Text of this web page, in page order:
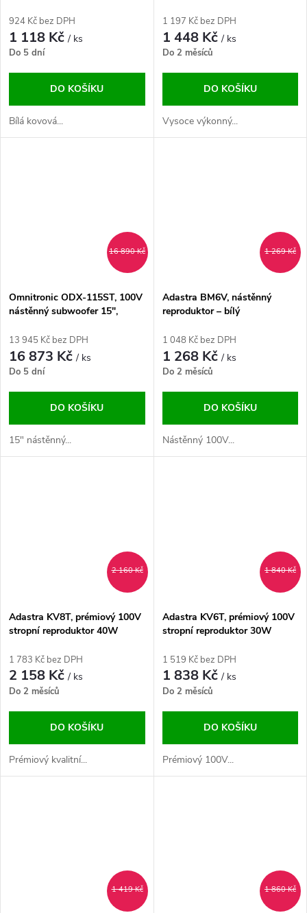
924 Kč bez DPH
1 118 Kč/ ks
Do 5 dní
DO KOŠÍKU
Bílá kovová...
1 197 Kč bez DPH
1 448 Kč/ ks
Do 2 měsíců
DO KOŠÍKU
Vysoce výkonný...
16 890 Kč
Omnitronic ODX-115ST, 100V
nástěnný subwoofer 15",
13 945 Kč bez DPH
16 873 Kč/ ks
Do 5 dní
DO KOŠÍKU
15" nástěnný...
1 269 Kč
Adastra BM6V, nástěnný
reproduktor – bílý
1 048 Kč bez DPH
1 268 Kč/ ks
Do 2 měsíců
DO KOŠÍKU
Nástěnný 100V...
2 160 Kč
Adastra KV8T, prémiový 100V
stropní reproduktor 40W
1 783 Kč bez DPH
2 158 Kč/ ks
Do 2 měsíců
DO KOŠÍKU
Prémiový kvalitní...
1 840 Kč
Adastra KV6T, prémiový 100V
stropní reproduktor 30W
1 519 Kč bez DPH
1 838 Kč/ ks
Do 2 měsíců
DO KOŠÍKU
Prémiový 100V...
1 419 Kč 1 860 Kč